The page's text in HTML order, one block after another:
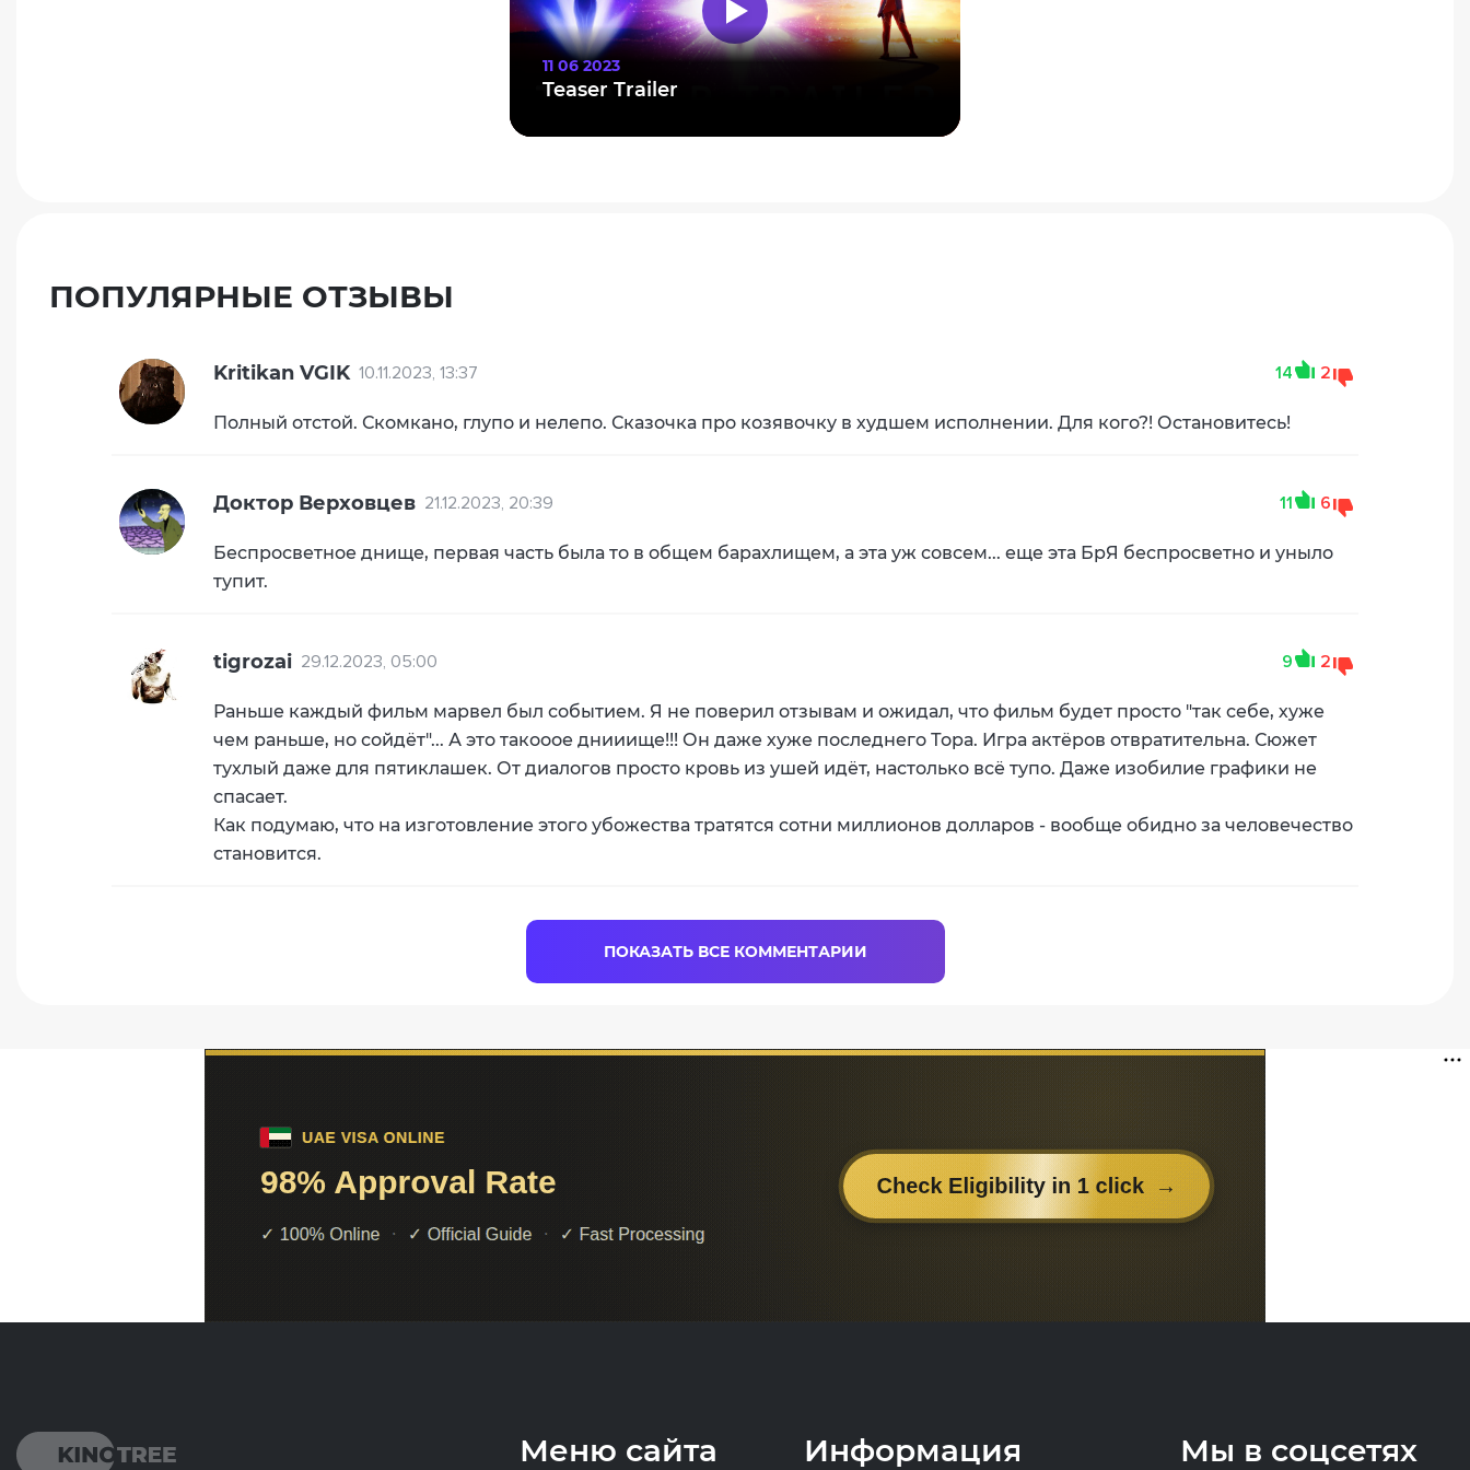
11 06 2023
Teaser Trailer
ПОПУЛЯРНЫЕ ОТЗЫВЫ
Kritikan VGIK 10.11.2023, 13:37 14 2
Полный отстой. Скомкано, глупо и нелепо. Сказочка про козявочку в худшем исполнении. Для кого?! Остановитесь!
Доктор Верховцев 21.12.2023, 20:39 11 6
Беспросветное днище, первая часть была то в общем барахлищем, а эта уж совсем... еще эта БрЯ беспросветно и уныло
тупит.
tigrozai 29.12.2023, 05:00 9 2
Раньше каждый фильм марвел был событием. Я не поверил отзывам и ожидал, что фильм будет просто "так себе, хуже
чем раньше, но сойдёт"... А это такооое днииище!!! Он даже хуже последнего Тора. Игра актёров отвратительна. Сюжет
тухлый даже для пятиклашек. От диалогов просто кровь из ушей идёт, настолько всё тупо. Даже изобилие графики не
спасает.
Как подумаю, что на изготовление этого убожества тратятся сотни миллионов долларов - вообще обидно за человечество
становится.
ПОКАЗАТЬ ВСЕ КОММЕНТАРИИ
Меню сайта Информация Мы в соцсетях